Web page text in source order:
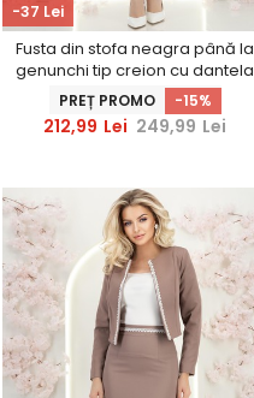
-37 Lei
Fusta din stofa neagra până la
genunchi tip creion cu dantela
in talie- StarShinerS
PREȚ PROMO -15%
212,99 Lei 249,99 Lei